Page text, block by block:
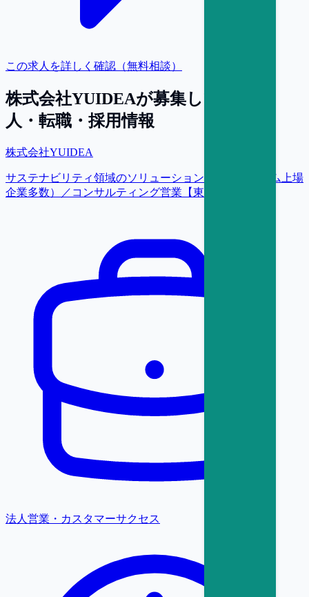
この求人を詳しく確認（無料相談）
株式会社YUIDEAが募集している求
人・転職・採用情報
株式会社YUIDEA
サステナビリティ領域のソリューション提案（プライム上場
企業多数）／コンサルティング営業【東京】
法人営業・カスタマーサクセス